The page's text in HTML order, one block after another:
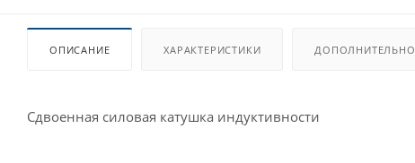
ОПИСАНИЕ ХАРАКТЕРИСТИКИ ДОПОЛНИТЕЛЬНО
Сдвоенная силовая катушка индуктивности